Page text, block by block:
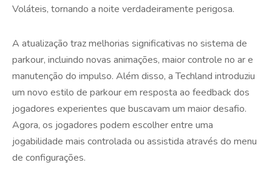
Voláteis, tornando a noite verdadeiramente perigosa.
A atualização traz melhorias significativas no sistema de
parkour, incluindo novas animações, maior controle no ar e
manutenção do impulso. Além disso, a Techland introduziu
um novo estilo de parkour em resposta ao feedback dos
jogadores experientes que buscavam um maior desafio.
Agora, os jogadores podem escolher entre uma
jogabilidade mais controlada ou assistida através do menu
de configurações.